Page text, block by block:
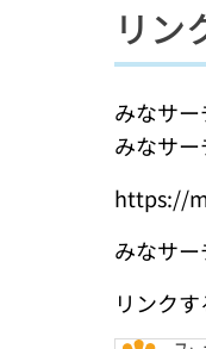
リン
みなサー
みなサー
https://
みなサ
リンク